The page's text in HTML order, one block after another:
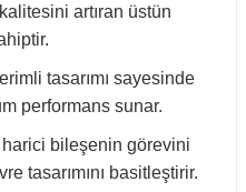
artıran üstün
tasarımı sayesinde
performans sunar.
harici bileşenin görevini
tasarımını basitleştirir.